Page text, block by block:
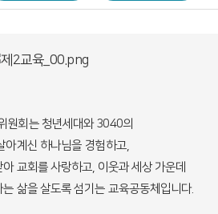
원회는 청년세대와 3040의
계신 하나님을 경험하고,
교회를 사랑하고, 이웃과 세상 가운데
삶을 살도록 섬기는 교육공동체입니다.